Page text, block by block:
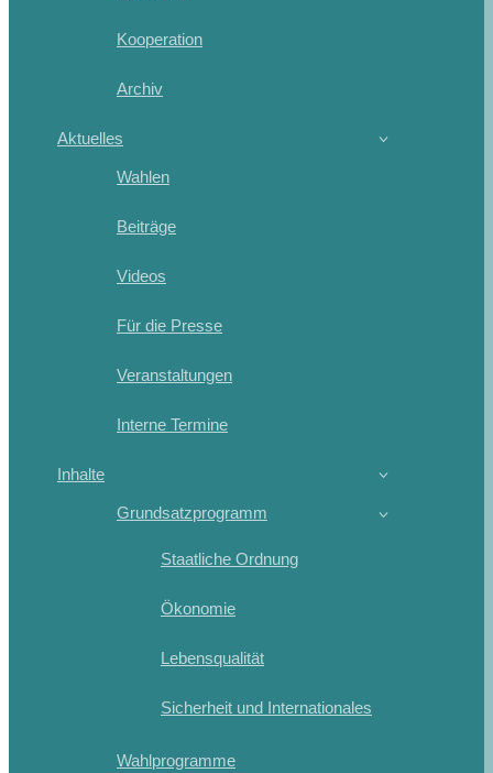
Kooperation
Archiv
Aktuelles
Wahlen
Beiträge
Videos
Für die Presse
Veranstaltungen
Interne Termine
Inhalte
Grundsatzprogramm
Staatliche Ordnung
Ökonomie
Lebensqualität
Sicherheit und Internationales
Wahlprogramme